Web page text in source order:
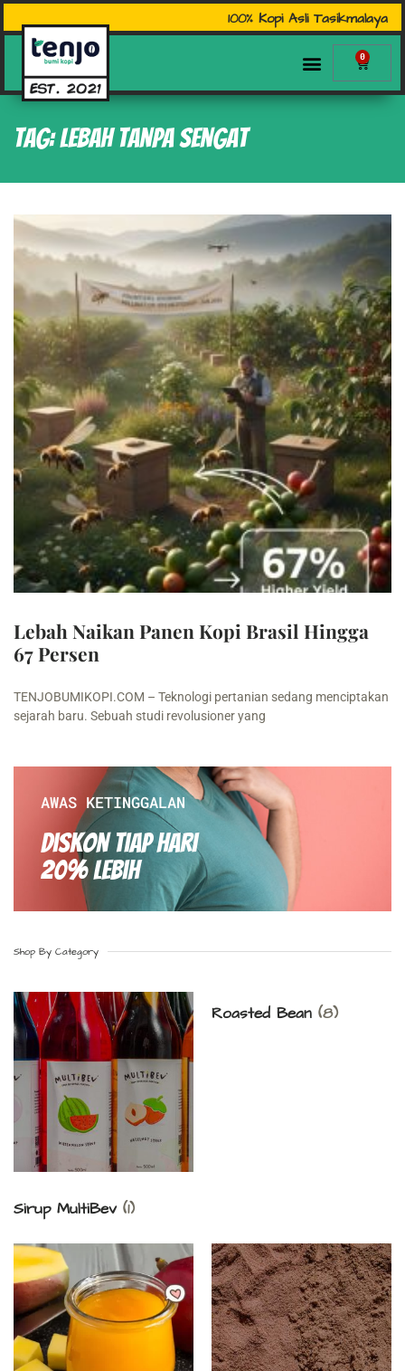
100% Kopi Asli Tasikmalaya
0
Tag: lebah tanpa sengat
Lebah Naikan Panen Kopi Brasil Hingga
67 Persen
TENJOBUMIKOPI.COM – Teknologi pertanian sedang menciptakan
sejarah baru. Sebuah studi revolusioner yang
AWAS KETINGGALAN
Diskon Tiap hari
20% Lebih
Shop By Category
Sirup MultiBev (1)
Roasted Bean (8)